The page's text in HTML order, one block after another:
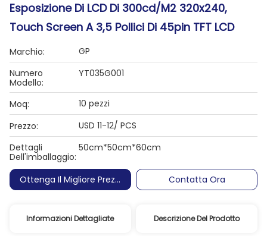
Esposizione Di LCD Di 300cd/M2 320x240,
Touch Screen A 3,5 Pollici Di 45pin TFT LCD
Marchio:
GP
Numero
Modello:
YT035G001
Moq:
10 pezzi
Prezzo:
USD 11-12/ PCS
Dettagli
Dell'imballaggio:
50cm*50cm*60cm
Ottenga Il Migliore Prezzo Contatta Ora
Informazioni Dettagliate Descrizione Del Prodotto